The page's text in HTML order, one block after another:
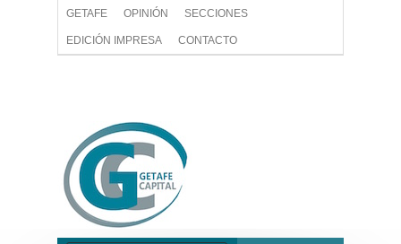
GETAFE OPINIÓN SECCIONES
EDICIÓN IMPRESA CONTACTO